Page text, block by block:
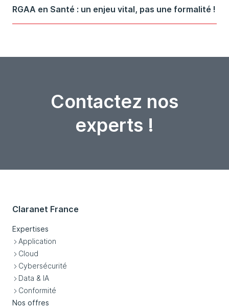
RGAA en Santé : un enjeu vital, pas une formalité !
Contactez nos
experts !
Claranet France
Expertises
Application
Cloud
Cybersécurité
Data & IA
Conformité
Nos offres